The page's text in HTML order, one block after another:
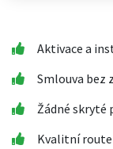
Aktivace a
Smlouva bez
Žádné skryté
Kvalitní